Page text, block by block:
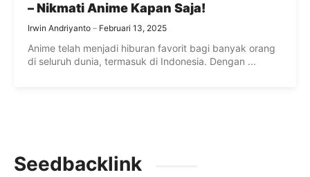
– Nikmati Anime Kapan Saja!
Irwin Andriyanto Februari 13, 2025
Anime telah menjadi hiburan favorit bagi banyak orang
di seluruh dunia, termasuk di Indonesia. Dengan ...
Seedbacklink